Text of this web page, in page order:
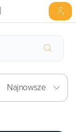
Najnowsze